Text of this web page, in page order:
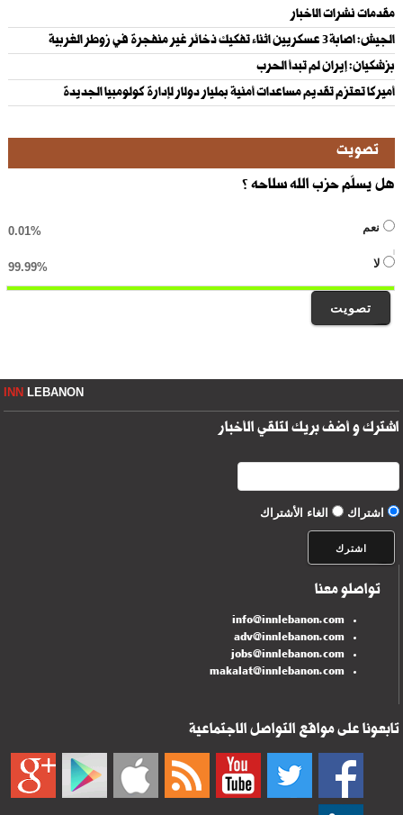
مقدمات نشرات الاخبار
الجيش: اصابة ٣ عسكريين اثناء تفكيك ذخائر غير منفجرة في زوطر الغربية
بزشكيان: إيران لم تبدأ الحرب
أميركا تعتزم تقديم مساعدات أمنية بمليار دولار لإدارة كولومبيا الجديدة
تصويت
هل يسلّم حزب الله سلاحه ؟
نعم 0.01%
لا 99.99%
تصويت
INNLEBANON
اشترك و أضف بريك لتلقي الأخبار
اشتراك الغاء الأشتراك
تواصلو معنا
info@innlebanon.com
adv@innlebanon.com
jobs@innlebanon.com
makalat@innlebanon.com
تابعونا على مواقع التواصل الاجتماعية